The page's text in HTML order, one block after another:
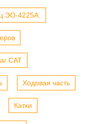
ЭО-4225А.
CAT
Ходовая часть
Катки